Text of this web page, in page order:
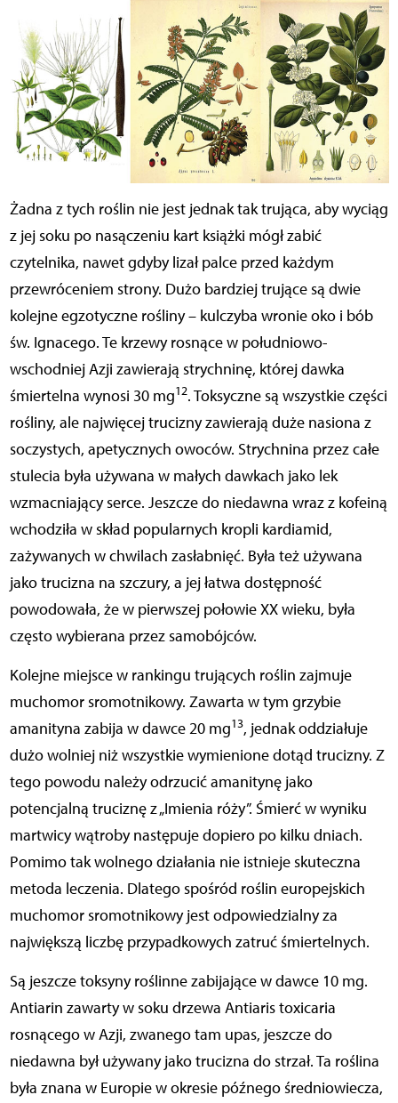
Żadna z tych roślin nie jest jednak tak trująca, aby wyciąg
z jej soku po nasączeniu kart książki mógł zabić
czytelnika, nawet gdyby lizał palce przed każdym
przewróceniem strony. Dużo bardziej trujące są dwie
kolejne egzotyczne rośliny – kulczyba wronie oko i bób
św. Ignacego. Te krzewy rosnące w południowo-
wschodniej Azji zawierają strychninę, której dawka
śmiertelna wynosi 30 mg12. Toksyczne są wszystkie części
rośliny, ale najwięcej trucizny zawierają duże nasiona z
soczystych, apetycznych owoców. Strychnina przez całe
stulecia była używana w małych dawkach jako lek
wzmacniający serce. Jeszcze do niedawna wraz z kofeiną
wchodziła w skład popularnych kropli kardiamid,
zażywanych w chwilach zasłabnięć. Była też używana
jako trucizna na szczury, a jej łatwa dostępność
powodowała, że w pierwszej połowie XX wieku, była
często wybierana przez samobójców.
Kolejne miejsce w rankingu trujących roślin zajmuje
muchomor sromotnikowy. Zawarta w tym grzybie
amanityna zabija w dawce 20 mg13, jednak oddziałuje
dużo wolniej niż wszystkie wymienione dotąd trucizny. Z
tego powodu należy odrzucić amanitynę jako
potencjalną truciznę z „Imienia róży”. Śmierć w wyniku
martwicy wątroby następuje dopiero po kilku dniach.
Pomimo tak wolnego działania nie istnieje skuteczna
metoda leczenia. Dlatego spośród roślin europejskich
muchomor sromotnikowy jest odpowiedzialny za
największą liczbę przypadkowych zatruć śmiertelnych.
Są jeszcze toksyny roślinne zabijające w dawce 10 mg.
Antiarin zawarty w soku drzewa Antiaris toxicaria
rosnącego w Azji, zwanego tam upas, jeszcze do
niedawna był używany jako trucizna do strzał. Ta roślina
była znana w Europie w okresie późnego średniowiecza,